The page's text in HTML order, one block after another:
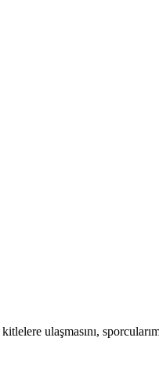
ulaşmasını,